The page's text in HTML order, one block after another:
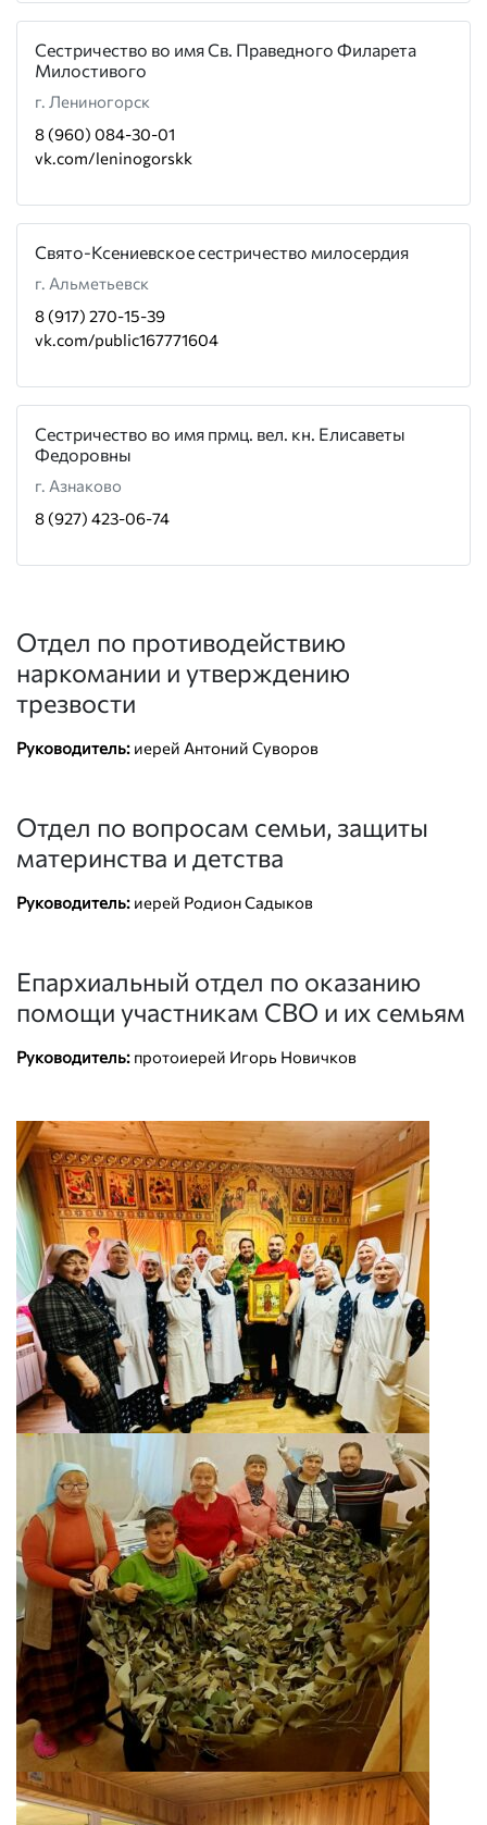
Сестричество во имя Св. Праведного Филарета
Милостивого
г. Лениногорск
8 (960) 084-30-01
vk.com/leninogorskk
Свято-Ксениевское сестричество милосердия
г. Альметьевск
8 (917) 270-15-39
vk.com/public167771604
Сестричество во имя прмц. вел. кн. Елисаветы
Федоровны
г. Азнаково
8 (927) 423-06-74
Отдел по противодействию
наркомании и утверждению
трезвости
Руководитель: иерей Антоний Суворов
Отдел по вопросам семьи, защиты
материнства и детства
Руководитель: иерей Родион Садыков
Епархиальный отдел по оказанию
помощи участникам СВО и их семьям
Руководитель: протоиерей Игорь Новичков